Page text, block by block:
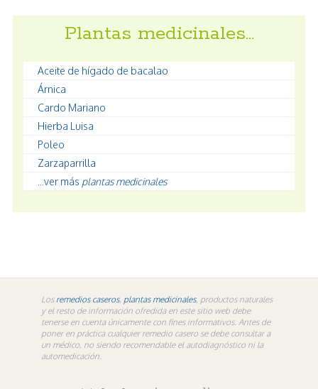
Plantas medicinales…
Aceite de hígado de bacalao
Árnica
Cardo Mariano
Hierba Luisa
Poleo
Zarzaparrilla
...ver más plantas medicinales
Los remedios caseros, plantas medicinales, productos naturales
y el resto de información ofredida en este sitio web debe
tenerse en cuenta únicamente con fines informativos. Antes de
poner en práctica cualquier remedio casero se debe consultar a
un médico, no siendo recomendable el autodiagnóstico ni la
automedicación.